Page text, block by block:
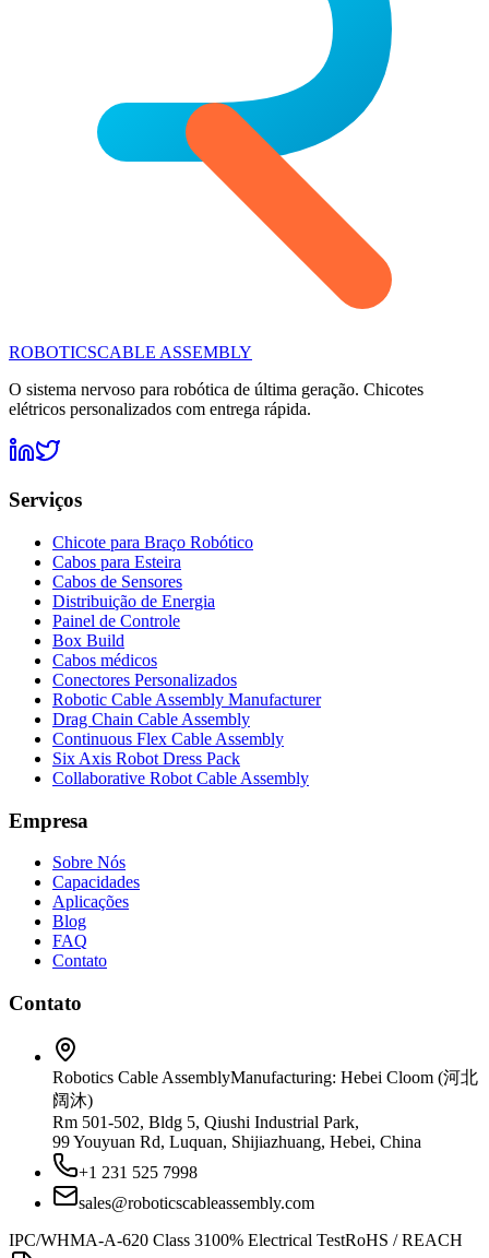
ROBOTICSCABLE ASSEMBLY
O sistema nervoso para robótica de última geração. Chicotes
elétricos personalizados com entrega rápida.
Serviços
Chicote para Braço Robótico
Cabos para Esteira
Cabos de Sensores
Distribuição de Energia
Painel de Controle
Box Build
Cabos médicos
Conectores Personalizados
Robotic Cable Assembly Manufacturer
Drag Chain Cable Assembly
Continuous Flex Cable Assembly
Six Axis Robot Dress Pack
Collaborative Robot Cable Assembly
Empresa
Sobre Nós
Capacidades
Aplicações
Blog
FAQ
Contato
Contato
Robotics Cable AssemblyManufacturing: Hebei Cloom (河北
阔沐)
Rm 501-502, Bldg 5, Qiushi Industrial Park,
99 Youyuan Rd, Luquan, Shijiazhuang, Hebei, China
+1 231 525 7998
sales@roboticscableassembly.com
IPC/WHMA-A-620 Class 3100% Electrical TestRoHS / REACH